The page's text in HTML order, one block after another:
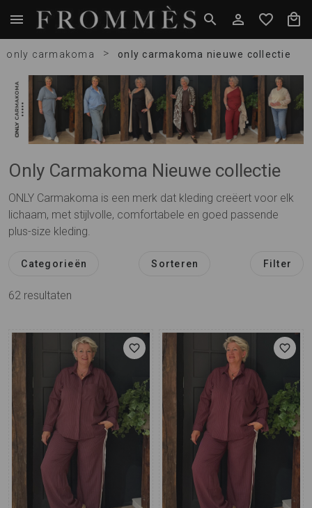
only carmakoma > only carmakoma nieuwe collectie
Only Carmakoma Nieuwe collectie
ONLY Carmakoma is een merk dat kleding creëert voor elk
lichaam, met stijlvolle, comfortabele en goed passende
plus-size kleding.
Categorieën Sorteren Filter
62 resultaten